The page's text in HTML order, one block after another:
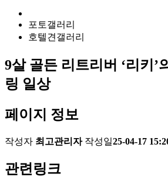
포토갤러리
호텔견갤러리
9살 골든 리트리버 ‘리키’
링 일상
페이지 정보
작성자 최고관리자 작성일25-04-17
관련링크